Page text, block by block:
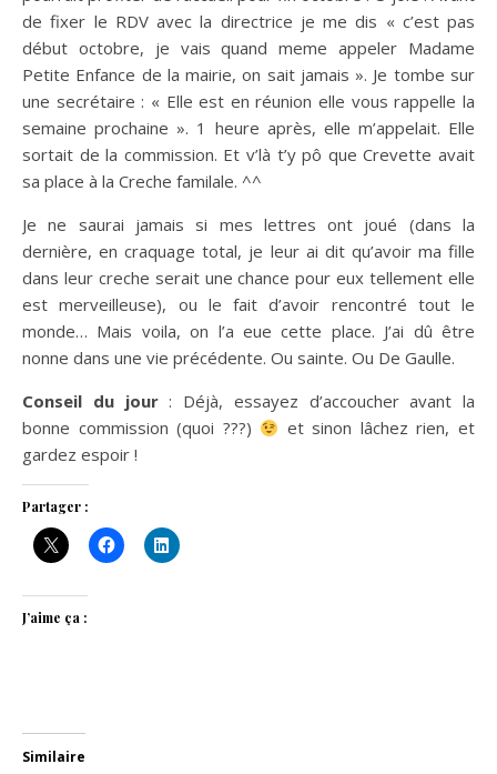
de fixer le RDV avec la directrice je me dis « c’est pas
début octobre, je vais quand meme appeler Madame
Petite Enfance de la mairie, on sait jamais ». Je tombe sur
une secrétaire : « Elle est en réunion elle vous rappelle la
semaine prochaine ». 1 heure après, elle m’appelait. Elle
sortait de la commission. Et v’là t’y pô que Crevette avait
sa place à la Creche familale. ^^
Je ne saurai jamais si mes lettres ont joué (dans la
dernière, en craquage total, je leur ai dit qu’avoir ma fille
dans leur creche serait une chance pour eux tellement elle
est merveilleuse), ou le fait d’avoir rencontré tout le
monde… Mais voila, on l’a eue cette place. J’ai dû être
nonne dans une vie précédente. Ou sainte. Ou De Gaulle.
Conseil du jour: Déjà, essayez d’accoucher avant la
bonne commission (quoi ???)
et sinon lâchez rien, et
gardez espoir !
Partager :
J’aime ça :
Similaire